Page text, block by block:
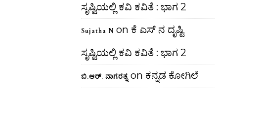
ಸೃಷ್ಟಿಯಲ್ಲಿ ಕವಿ ಕವಿತೆ : ಭಾಗ 2
Sujatha N on ಕೆ ಎಸ್ ನ ದೃಷ್ಟಿ
ಸೃಷ್ಟಿಯಲ್ಲಿ ಕವಿ ಕವಿತೆ : ಭಾಗ 2
ಬಿ.ಆರ್. ನಾಗರತ್ನ on ಕನ್ನಡ ಕೋಗಿಲೆ